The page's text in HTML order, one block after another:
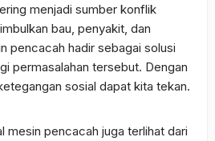
menjadi sumber konflik
bau, penyakit, dan
pencacah hadir sebagai solusi
permasalahan tersebut. Dengan
sosial dapat kita tekan.
mesin pencacah juga terlihat dari